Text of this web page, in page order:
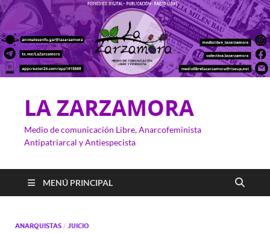
LA ZARZAMORA
Medio de comunicación Libre, Anarcofeminista
Antipatriarcal y Antiespecista
MENÚ PRINCIPAL
ANARQUISTAS / JUICIO